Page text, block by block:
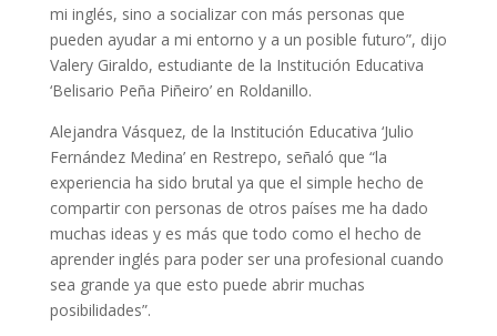
mi inglés, sino a socializar con más personas que
pueden ayudar a mi entorno y a un posible futuro”, dijo
Valery Giraldo, estudiante de la Institución Educativa
‘Belisario Peña Piñeiro’ en Roldanillo.
Alejandra Vásquez, de la Institución Educativa ‘Julio
Fernández Medina’ en Restrepo, señaló que “la
experiencia ha sido brutal ya que el simple hecho de
compartir con personas de otros países me ha dado
muchas ideas y es más que todo como el hecho de
aprender inglés para poder ser una profesional cuando
sea grande ya que esto puede abrir muchas
posibilidades”.